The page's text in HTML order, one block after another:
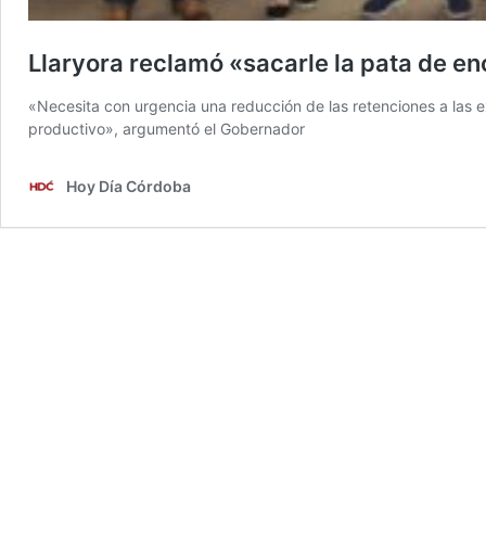
Llaryora reclamó «sacarle la pata de
«Necesita con urgencia una reducción de las retenciones a
productivo», argumentó el Gobernador
Hoy Día Córdoba